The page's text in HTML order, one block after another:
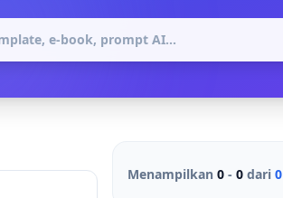
Menampilkan 0 - 0 dari 0